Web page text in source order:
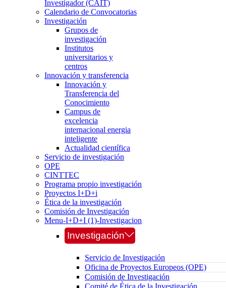
Investigador (CAIT)
Calendario de Convocatorias
Investigación
Grupos de
investigación
Institutos
universitarios y
centros
Innovación y transferencia
Innovación y
Transferencia del
Conocimiento
Campus de
excelencia
internacional energia
inteligente
Actualidad científica
Servicio de investigación
OPE
CINTTEC
Programa propio investigación
Proyectos I+D+i
Ética de la investigación
Comisión de Investigación
Menu-I+D+I (1)-Investigacion
Investigación
Servicio de Investigación
Oficina de Proyectos Europeos (OPE)
Comisión de Investigación
Comité de Ética de la Investigación